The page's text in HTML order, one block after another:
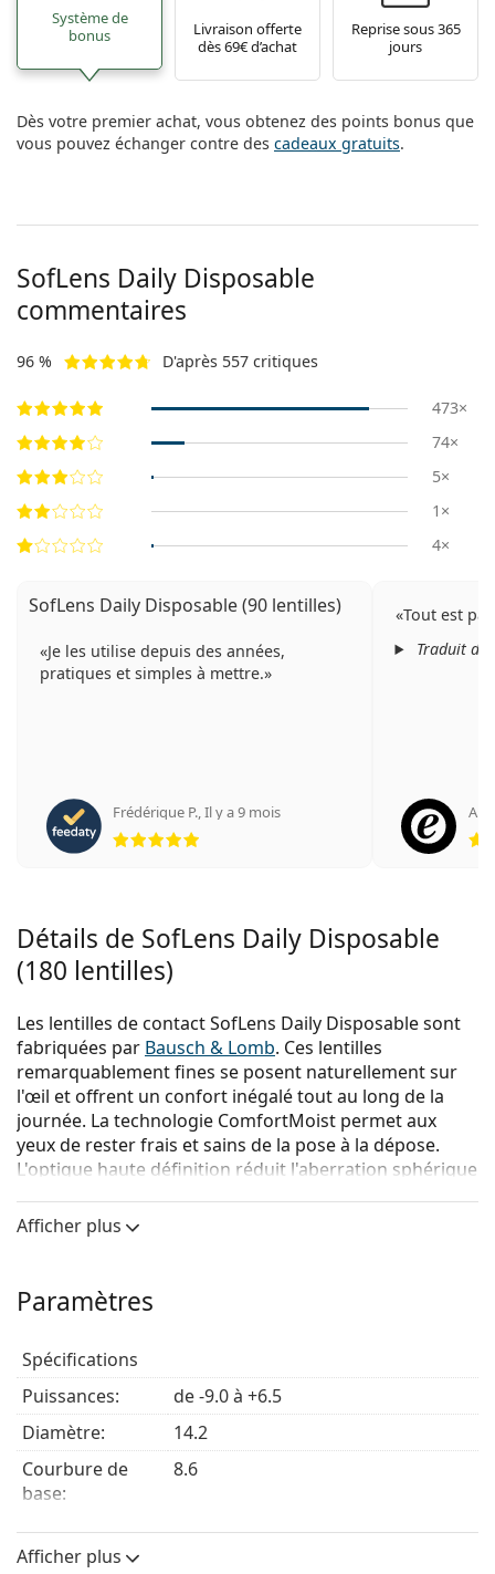
Système de
bonus
Livraison offerte
dès 69€ d’achat
Reprise sous 365
jours
Dès votre premier achat, vous obtenez des points bonus que
vous pouvez échanger contre des cadeaux gratuits.
SofLens Daily Disposable
commentaires
96 % D'après 557 critiques
473×
74×
5×
1×
4×
SofLens Daily Disposable (90 lentilles)
Je les utilise depuis des années,
pratiques et simples à mettre.
Frédérique P.,Il y a 9 mois
évaluation 5 sur 5
Tout est
Traduit
Détails de SofLens Daily Disposable
(180 lentilles)
Les lentilles de contact SofLens Daily Disposable sont
fabriquées par Bausch & Lomb. Ces lentilles
remarquablement fines se posent naturellement sur
l'œil et offrent un confort inégalé tout au long de la
journée. La technologie ComfortMoist permet aux
yeux de rester frais et sains de la pose à la dépose.
L'optique haute définition réduit l'aberration sphérique
des conditions de faible luminosité.
sont un choix exceptionnel en termes de commodité et
de qualité.
Avantages des lentilles de contact
jetables journalières SofLens
Vision nette, claire et précise, sans flou, même la
nuit
ComfortMoist et à lateneur élevée en eau.
Laconception asphérique de la lentille
Afficher plus
Paramètres
Spécifications
Puissances:
de -9.0 à +6.5
Diamètre:
14.2
Courbure de
base:
8.6
Caractéristiques des verres
Matériau:
Afficher plus